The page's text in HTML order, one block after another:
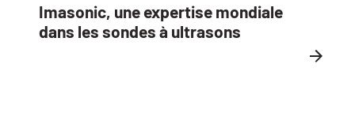
Imasonic, une expertise mondiale
dans les sondes à ultrasons